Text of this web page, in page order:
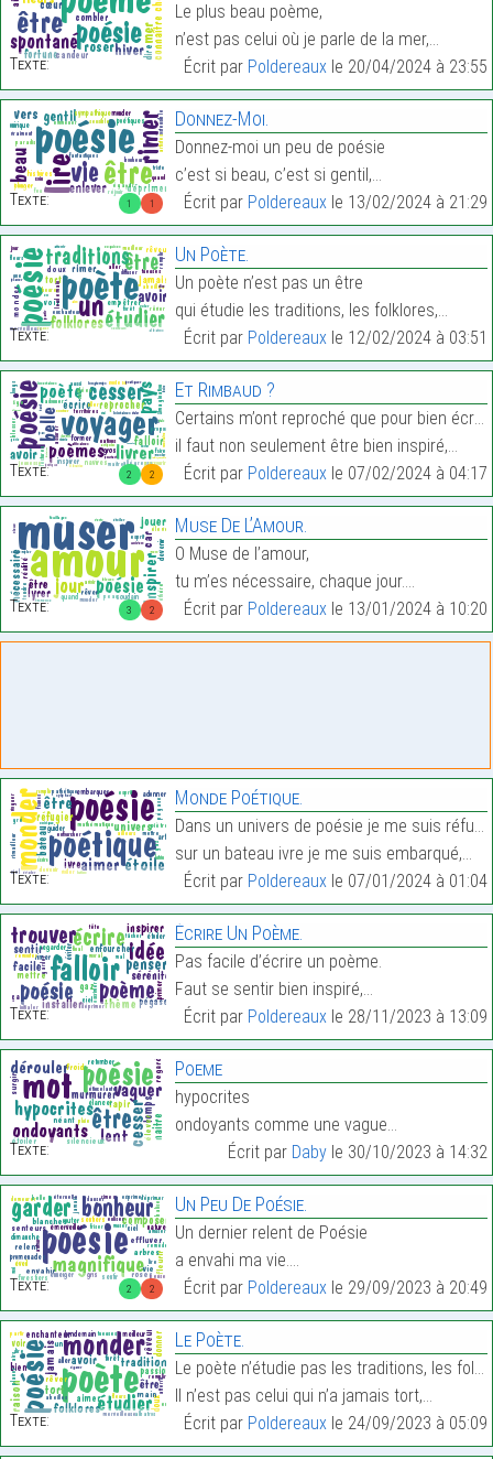
Texte:
Le plus beau poème,
n’est pas celui où je parle de la mer,…
Écrit par Poldereauxle 20/04/2024 à 23:55
1 1
Texte:
Donnez-Moi.
Donnez-moi un peu de poésie
c’est si beau, c’est si gentil,…
Écrit par Poldereauxle 13/02/2024 à 21:29
Texte:
Un Poète.
Un poète n’est pas un être
qui étudie les traditions, les folklores,…
Écrit par Poldereauxle 12/02/2024 à 03:51
2 2
Texte:
Et Rimbaud ?
Certains m’ont reproché que pour bien écrire,
il faut non seulement être bien inspiré,…
Écrit par Poldereauxle 07/02/2024 à 04:17
3 2
Texte:
Muse De L’Amour.
O Muse de l’amour,
tu m’es nécessaire, chaque jour.…
Écrit par Poldereauxle 13/01/2024 à 10:20
Texte:
Monde Poétique.
Dans un univers de poésie je me suis réfugié,
sur un bateau ivre je me suis embarqué,…
Écrit par Poldereauxle 07/01/2024 à 01:04
Texte:
Écrire Un Poème.
Pas facile d’écrire un poème.
Faut se sentir bien inspiré,…
Écrit par Poldereauxle 28/11/2023 à 13:09
Texte:
Poeme
hypocrites
ondoyants comme une vague…
Écrit par Dabyle 30/10/2023 à 14:32
2 2
Texte:
Un Peu De Poésie.
Un dernier relent de Poésie
a envahi ma vie.…
Écrit par Poldereauxle 29/09/2023 à 20:49
Texte:
Le Poète.
Le poète n’étudie pas les traditions, les folklore
Il n’est pas celui qui n’a jamais tort,…
Écrit par Poldereauxle 24/09/2023 à 05:09